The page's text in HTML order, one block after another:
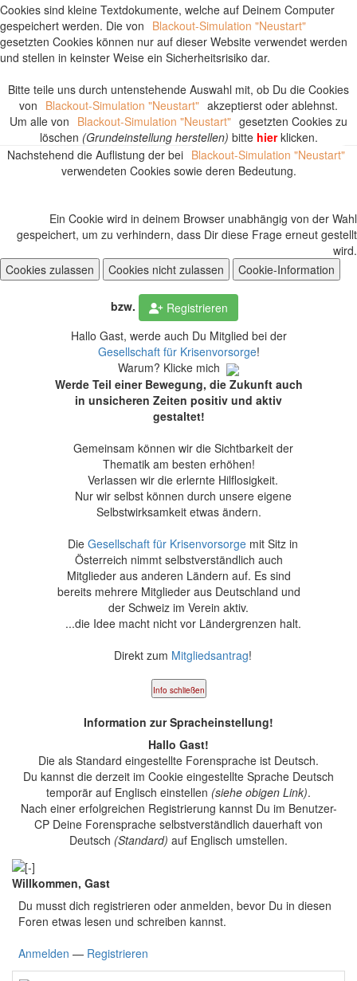
Cookies sind kleine Textdokumente, welche auf Deinem Computer
gespeichert werden. Die von Blackout-Simulation "Neustart"
gesetzten Cookies können nur auf dieser Website verwendet werden
und stellen in keinster Weise ein Sicherheitsrisiko dar.
Bitte teile uns durch untenstehende Auswahl mit, ob Du die Cookies
von Blackout-Simulation "Neustart" akzeptierst oder ablehnst.
Um alle von Blackout-Simulation "Neustart" gesetzten Cookies zu
löschen (Grundeinstellung herstellen) bitte hierklicken.
Nachstehend die Auflistung der bei Blackout-Simulation "Neustart"
verwendeten Cookies sowie deren Bedeutung.
Ein Cookie wird in deinem Browser unabhängig von der Wahl
gespeichert, um zu verhindern, dass Dir diese Frage erneut gestellt
wird.
bzw.
Registrieren
Hallo Gast, werde auch Du Mitglied bei der
Gesellschaft für Krisenvorsorge!
Warum? Klicke mich
Werde Teil einer Bewegung, die Zukunft auch
in unsicheren Zeiten positiv und aktiv
gestaltet!
Gemeinsam können wir die Sichtbarkeit der
Thematik am besten erhöhen!
Verlassen wir die erlernte Hilflosigkeit.
Nur wir selbst können durch unsere eigene
Selbstwirksamkeit etwas ändern.
Die Gesellschaft für Krisenvorsorge mit Sitz in
Österreich nimmt selbstverständlich auch
Mitglieder aus anderen Ländern auf. Es sind
bereits mehrere Mitglieder aus Deutschland und
der Schweiz im Verein aktiv.
...die Idee macht nicht vor Ländergrenzen halt.
Direkt zum Mitgliedsantrag!
Info schließen
Information zur Spracheinstellung!
Hallo Gast!
Die als Standard eingestellte Forensprache ist Deutsch.
Du kannst die derzeit im Cookie eingestellte Sprache Deutsch
temporär auf Englisch einstellen (siehe obigen Link).
Nach einer erfolgreichen Registrierung kannst Du im Benutzer-
CP Deine Forensprache selbstverständlich dauerhaft von
Deutsch (Standard) auf Englisch umstellen.
Willkommen, Gast
Du musst dich registrieren oder anmelden, bevor Du in diesen
Foren etwas lesen und schreiben kannst.
Anmelden — Registrieren